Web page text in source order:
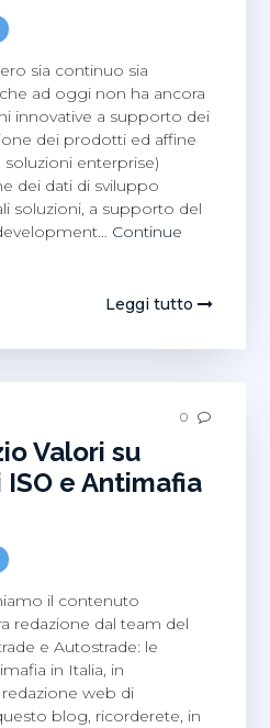
sia continuo sia
ad oggi non ha ancora
innovative a supporto dei
dei prodotti ed affine
enterprise)
dei dati di sviluppo
soluzioni, a supporto del
Continue
Leggi tutto
0
Valori su
e Antimafia
il contenuto
redazione dal team del
e Autostrade: le
in Italia, in
web di
blog, ricorderete, in